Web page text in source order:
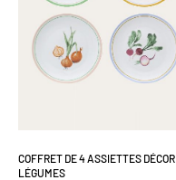
COFFRET DE 4 ASSIETTES DÉCOR
LÉGUMES